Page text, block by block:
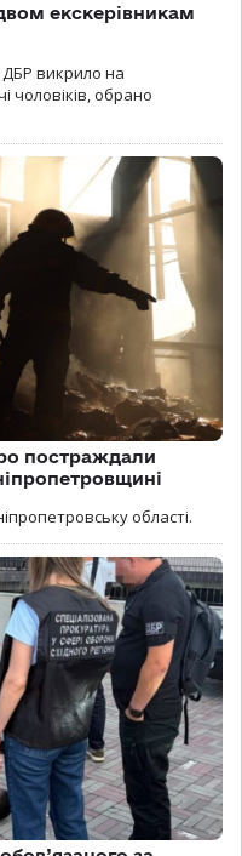
екскерівникам
викрило на
чоловіків, обрано
постраждали
області.